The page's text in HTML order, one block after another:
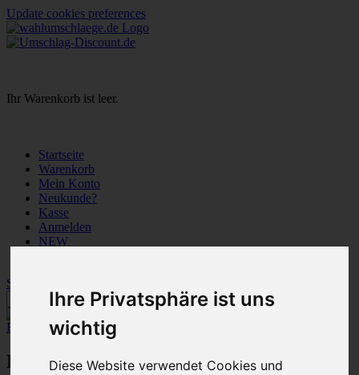
Ihre Privatsphäre ist uns
wichtig
Diese Website verwendet Cookies und
Update cookies preferences
Ihr Warenkorb ist leer.
Startseite
Warenkorb
Mein Konto
Neukunde?
Kasse
Anmelden
NEW
Startseite
Erweiterte Suche »
Kategorien